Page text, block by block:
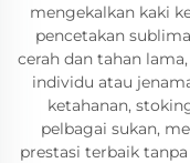
mengekalkan kaki
pencetakan
cerah dan tahan
individu atau
ketahanan,
pelbagai sukan,
prestasi terbaik